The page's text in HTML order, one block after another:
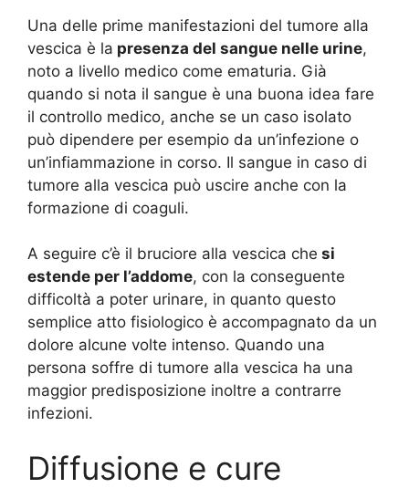
Una delle prime manifestazioni del tumore alla
vescica è la presenza del sangue nelle urine,
noto a livello medico come ematuria. Già
quando si nota il sangue è una buona idea fare
il controllo medico, anche se un caso isolato
può dipendere per esempio da un’infezione o
un’infiammazione in corso. Il sangue in caso di
tumore alla vescica può uscire anche con la
formazione di coaguli.
A seguire c’è il bruciore alla vescica che si
estende per l’addome, con la conseguente
difficoltà a poter urinare, in quanto questo
semplice atto fisiologico è accompagnato da un
dolore alcune volte intenso. Quando una
persona soffre di tumore alla vescica ha una
maggior predisposizione inoltre a contrarre
infezioni.
Diffusione e cure